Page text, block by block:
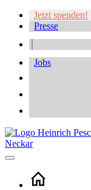
Jetzt spenden!
Presse
Jobs